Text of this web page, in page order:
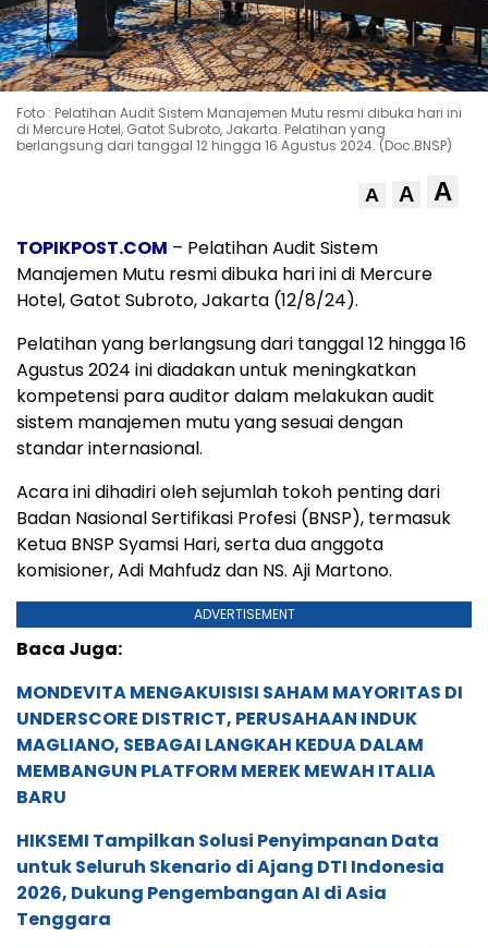
Foto : Pelatihan Audit Sistem Manajemen Mutu resmi dibuka hari ini
di Mercure Hotel, Gatot Subroto, Jakarta. Pelatihan yang
berlangsung dari tanggal 12 hingga 16 Agustus 2024. (Doc.BNSP)
A A A
TOPIKPOST.COM – Pelatihan Audit Sistem
Manajemen Mutu resmi dibuka hari ini di Mercure
Hotel, Gatot Subroto, Jakarta (12/8/24).
Pelatihan yang berlangsung dari tanggal 12 hingga 16
Agustus 2024 ini diadakan untuk meningkatkan
kompetensi para auditor dalam melakukan audit
sistem manajemen mutu yang sesuai dengan
standar internasional.
Acara ini dihadiri oleh sejumlah tokoh penting dari
Badan Nasional Sertifikasi Profesi (BNSP), termasuk
Ketua BNSP Syamsi Hari, serta dua anggota
komisioner, Adi Mahfudz dan NS. Aji Martono.
ADVERTISEMENT
Baca Juga:
MONDEVITA MENGAKUISISI SAHAM MAYORITAS DI
UNDERSCORE DISTRICT, PERUSAHAAN INDUK
MAGLIANO, SEBAGAI LANGKAH KEDUA DALAM
MEMBANGUN PLATFORM MEREK MEWAH ITALIA
BARU
HIKSEMI Tampilkan Solusi Penyimpanan Data
untuk Seluruh Skenario di Ajang DTI Indonesia
2026, Dukung Pengembangan AI di Asia
Tenggara